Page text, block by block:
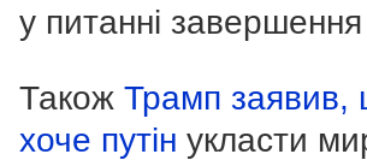
у питанні завершення
Також Трамп заявив,
хоче путін укласти